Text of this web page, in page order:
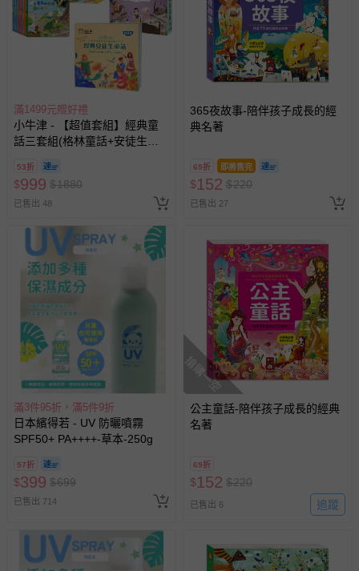
滿1499元贈好禮
小牛津 - 【超值套組】經典童
話三套組(格林童話+安徒生童
53折
$999 $1880
已售出 48
365夜故事-陪伴孩子成長的經
典名著
69折 即將售完
$152 $220
已售出 27
滿3件95折，滿5件9折
日本繽得若 - UV 防曬噴霧
SPF50+ PA++++-草本-250g
57折
$399 $699
已售出 714
搶購一空
公主童話-陪伴孩子成長的經典
名著
69折
$152 $220
已售出 6 追蹤